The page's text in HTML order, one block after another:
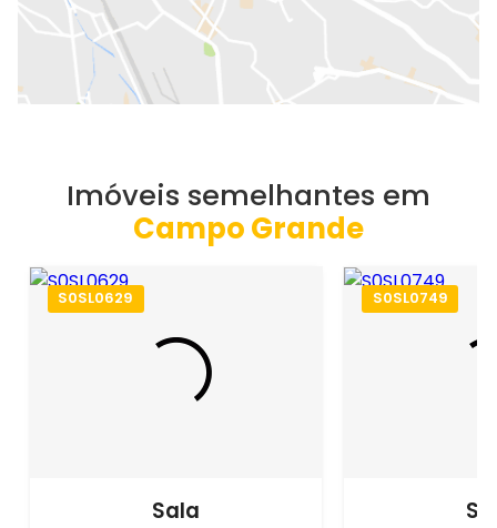
Imóveis semelhantes em
Campo Grande
S0SL0629
Sala
S0SL0749